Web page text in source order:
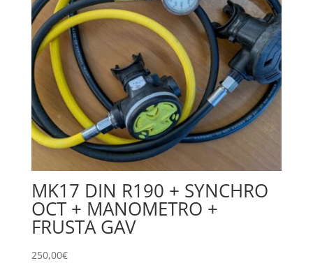
MK17 DIN R190 + SYNCHRO
OCT + MANOMETRO +
FRUSTA GAV
250,00€